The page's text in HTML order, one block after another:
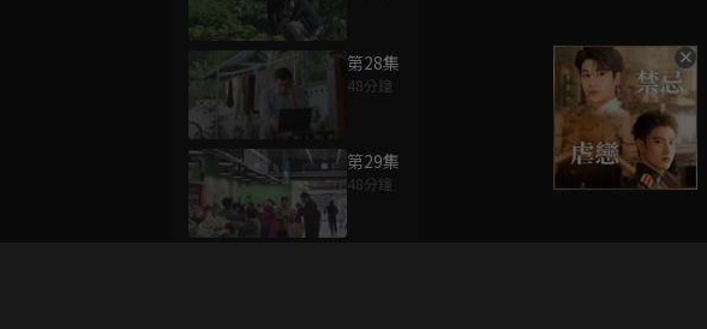
第28集
48分鐘
第29集
48分鐘